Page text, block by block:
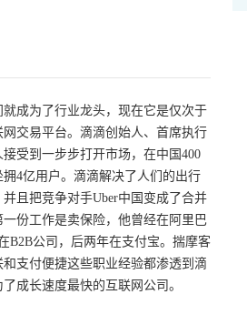
成为了行业龙头，现在它是仅次于
交易平台。滴滴创始人、首席执行
受到一步步打开市场，在中国400
4亿用户。滴滴解决了人们的出行
且把竞争对手Uber中国变成了合并
份工作是卖保险，他曾经在阿里巴
B2B公司，后两年在支付宝。揣摩客
支付便捷这些职业经验都渗透到滴
成长速度最快的互联网公司。